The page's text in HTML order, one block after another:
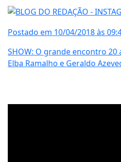
Postado em 10/04/2018 às
SHOW: O grande encontro 20
Elba Ramalho e Geraldo